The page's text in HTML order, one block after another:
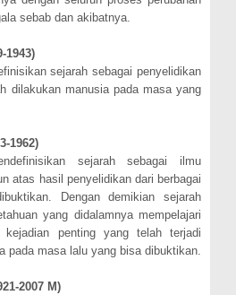
sebab dan akibatnya.
1943)
sejarah sebagai penyelidikan
dilakukan manusia pada masa yang
1962)
sejarah sebagai ilmu
atas hasil penyelidikan dari berbagai
Dengan demikian sejarah
yang didalamnya mempelajari
kejadian penting yang telah terjadi
pada masa lalu yang bisa dibuktikan.
2007 M)